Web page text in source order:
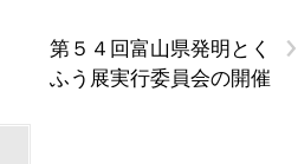
›
第５４回富山県発明とく
ふう展実行委員会の開催